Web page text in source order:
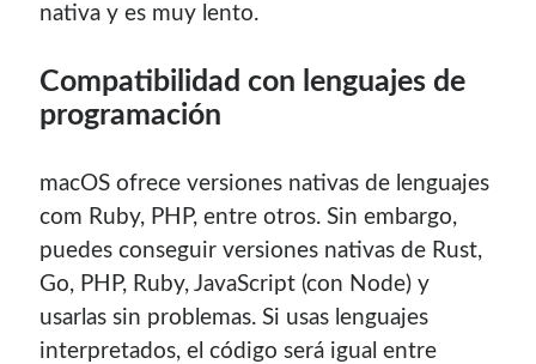
nativa y es muy lento.
Compatibilidad con lenguajes de
programación
macOS ofrece versiones nativas de lenguajes
com Ruby, PHP, entre otros. Sin embargo,
puedes conseguir versiones nativas de Rust,
Go, PHP, Ruby, JavaScript (con Node) y
usarlas sin problemas. Si usas lenguajes
interpretados, el código será igual entre